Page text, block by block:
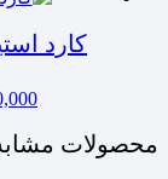
کارد
محصولات